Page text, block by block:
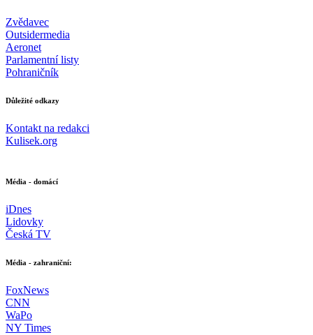
Zvědavec
Outsidermedia
Aeronet
Parlamentní listy
Pohraničník
Důležité odkazy
Kontakt na redakci
Kulisek.org
Média - domácí
iDnes
Lidovky
Česká TV
Média - zahraniční:
FoxNews
CNN
WaPo
NY Times